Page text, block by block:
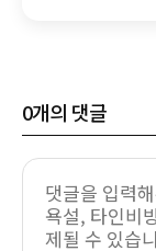
0개의 댓글